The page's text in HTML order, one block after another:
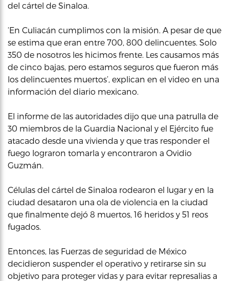
del cártel de Sinaloa.
‘En Culiacán cumplimos con la misión. A pesar de que
se estima que eran entre 700, 800 delincuentes. Solo
350 de nosotros les hicimos frente. Les causamos más
de cinco bajas, pero estamos seguros que fueron más
los delincuentes muertos’, explican en el video en una
información del diario mexicano.
El informe de las autoridades dijo que una patrulla de
30 miembros de la Guardia Nacional y el Ejército fue
atacado desde una vivienda y que tras responder el
fuego lograron tomarla y encontraron a Ovidio
Guzmán.
Células del cártel de Sinaloa rodearon el lugar y en la
ciudad desataron una ola de violencia en la ciudad
que finalmente dejó 8 muertos, 16 heridos y 51 reos
fugados.
Entonces, las Fuerzas de seguridad de México
decidieron suspender el operativo y retirarse sin su
objetivo para proteger vidas y para evitar represalias a